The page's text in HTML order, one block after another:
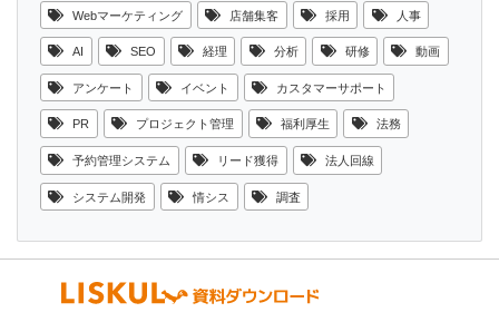
Webマーケティング 店舗集客 採用 人事
AI SEO 経理 分析 研修 動画
アンケート イベント カスタマーサポート
PR プロジェクト管理 福利厚生 法務
予約管理システム リード獲得 法人回線
システム開発 情シス 調査